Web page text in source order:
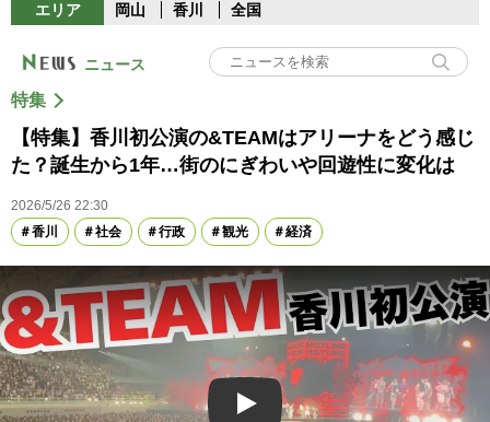
エリア 岡山 香川 全国
ニュース
特集
【特集】香川初公演の&TEAMはアリーナをどう感じ
た？誕生から1年…街のにぎわいや回遊性に変化は
2026/5/26 22:30
香川
社会 行政 観光 経済
Play